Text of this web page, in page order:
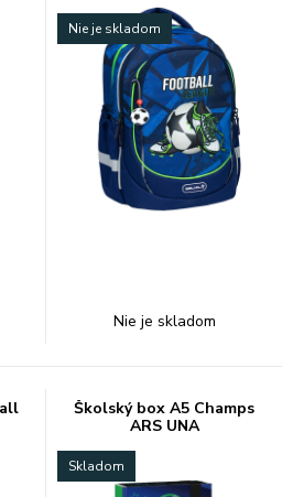
Nie je skladom
Nie je skladom
Školský box A5 Champs
ARS UNA
Skladom